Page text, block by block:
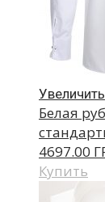
Увеличить
Белая
4697.00
Купить